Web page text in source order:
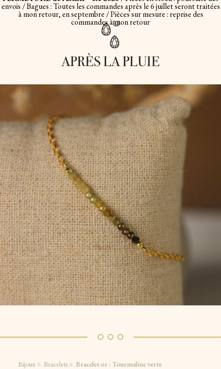
envois / Bagues : Toutes les commandes après le 6 juillet seront traitées
à mon retour, en septembre / Pièces sur mesure : reprise des
commandes à mon retour
Bijoux > Bracelets > Bracelet or - Tourmaline verte